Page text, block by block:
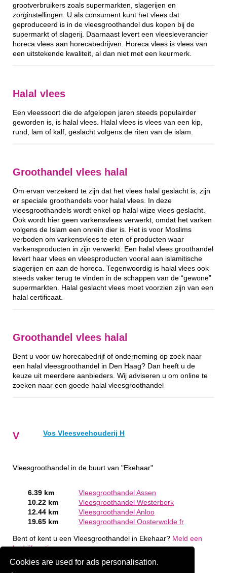
Cookies are used for ads personalisation.
grootverbruikers zoals supermarkten, slagerijen en
zorginstellingen. U als consument kunt het vlees dat
geproduceerd is in de vleesgroothandel dus kopen bij de
supermarkt of slagerij. Daarnaast levert een vleesleverancier
horeca vlees aan horecabedrijven. Horeca vlees is vlees van
een uitstekende kwaliteit, al dan niet met een keurmerk.
Halal vlees
Een vleessoort die de afgelopen jaren steeds populairder
geworden is, is halal vlees. Halal vlees is vlees van een kip,
rund, lam of kalf, geslacht volgens de riten van de islam.
Groothandel vlees halal
Om ervan verzekerd te zijn dat het vlees halal geslacht is, zijn
er speciale groothandels voor halal vlees. In deze
vleesgroothandels wordt enkel op halal wijze vlees geslacht.
Ook wordt hier geen varkensvlees verwerkt, omdat het varken
volgens de Islam een onrein dier is. Het is voor Moslims
verboden om varkensvlees te eten of producten waar
varkensproducten in zijn verwerkt. Een halal vlees groothandel
levert haar vlees en vleesproducten vooral aan islamitische
slagerijen en aan de horeca. Tegenwoordig is halal vlees ook
steeds vaker terug te vinden in de schappen van de “gewone”
supermarkten. Halal geslacht vlees moet voorzien zijn van een
halal certificaat.
Groothandel vlees halal
Bent u voor uw horecabedrijf of onderneming op zoek naar
een halal vleesgroothandel in Den Haag? Dan heeft u de
keuze uit meerdere aanbieders. Wij adviseren u om online te
zoeken naar een goede halal vleesgroothandel
V Vos Vleesveehouderij H
Vleesgroothandel in de buurt van "Ekehaar"
6.39 km
Vleesgroothandel Assen
10.22 km
Vleesgroothandel Westerbork
12.44 km
Vleesgroothandel Anloo
19.65 km
Vleesgroothandel Oosterwolde fr
Bent of kent u een Vleesgroothandel in Ekehaar? Meld een
bedrijf gratis aan